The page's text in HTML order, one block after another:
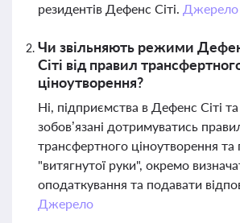
резидентів Дефенс Сіті. Джерело
Чи звільняють режими
Сіті від правил
ціноутворення?
Ні, підприємства в Дефенс Сіті та
зобов’язані дотримуватись
трансфертного ціноутворення
"витягнутої руки", окремо
оподаткування та подавати
Джерело